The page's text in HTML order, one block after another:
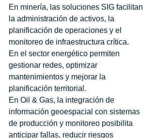
En minería, las soluciones SIG facilitan
la administración de activos, la
planificación de operaciones y el
monitoreo de infraestructura crítica.
En el sector energético permiten
gestionar redes, optimizar
mantenimientos y mejorar la
planificación territorial.
En Oil & Gas, la integración de
información geoespacial con sistemas
de producción y monitoreo posibilita
anticipar fallas, reducir riesgos